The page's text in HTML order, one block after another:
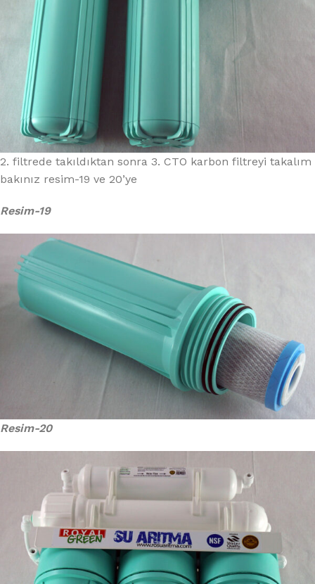
2. filtrede takıldıktan sonra 3. CTO karbon filtreyi takalım
bakınız resim-19 ve 20’ye
Resim-19
Resim-20